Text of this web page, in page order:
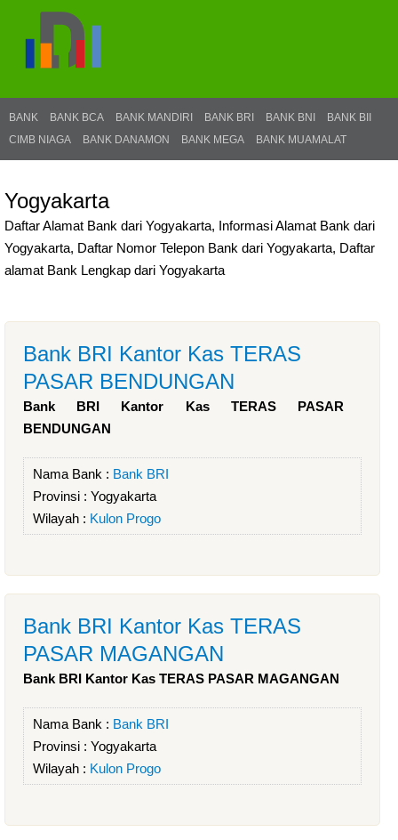
BANK BANK BCA BANK MANDIRI BANK BRI BANK BNI
BANK BII
CIMB NIAGA
BANK DANAMON BANK MEGA BANK MUAMALAT
Yogyakarta
Daftar Alamat Bank dari Yogyakarta, Informasi Alamat Bank dari
Yogyakarta, Daftar Nomor Telepon Bank dari Yogyakarta, Daftar
alamat Bank Lengkap dari Yogyakarta
Bank BRI Kantor Kas TERAS
PASAR BENDUNGAN
Bank BRI Kantor Kas TERAS PASAR
BENDUNGAN
Nama Bank : Bank BRI
Provinsi : Yogyakarta
Wilayah : Kulon Progo
Bank BRI Kantor Kas TERAS
PASAR MAGANGAN
Bank BRI Kantor Kas TERAS PASAR MAGANGAN
Nama Bank : Bank BRI
Provinsi : Yogyakarta
Wilayah : Kulon Progo